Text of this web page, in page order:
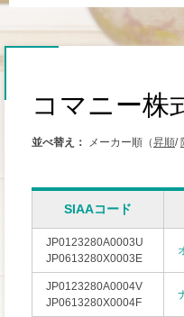
コマニー株
並べ替え： メーカー順（昇順/
SIAAコード
JP0123280A0003U
JP0613280X0003E
JP0123280A0004V
JP0613280X0004F